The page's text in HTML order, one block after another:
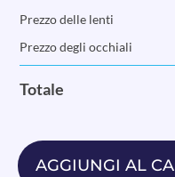
Prezzo delle lenti
Prezzo degli occhiali
Totale
AGGIUNGI AL